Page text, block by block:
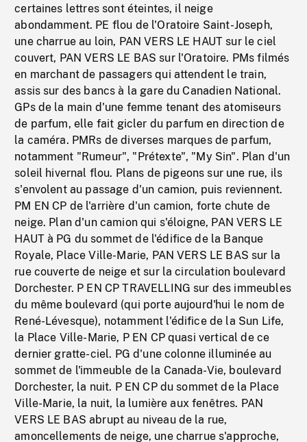
certaines lettres sont éteintes, il neige
abondamment. PE flou de l'Oratoire Saint-Joseph,
une charrue au loin, PAN VERS LE HAUT sur le ciel
couvert, PAN VERS LE BAS sur l'Oratoire. PMs filmés
en marchant de passagers qui attendent le train,
assis sur des bancs à la gare du Canadien National.
GPs de la main d'une femme tenant des atomiseurs
de parfum, elle fait gicler du parfum en direction de
la caméra. PMRs de diverses marques de parfum,
notamment "Rumeur", "Prétexte", "My Sin". Plan d'un
soleil hivernal flou. Plans de pigeons sur une rue, ils
s'envolent au passage d'un camion, puis reviennent.
PM EN CP de l'arrière d'un camion, forte chute de
neige. Plan d'un camion qui s'éloigne, PAN VERS LE
HAUT à PG du sommet de l'édifice de la Banque
Royale, Place Ville-Marie, PAN VERS LE BAS sur la
rue couverte de neige et sur la circulation boulevard
Dorchester. P EN CP TRAVELLING sur des immeubles
du même boulevard (qui porte aujourd'hui le nom de
René-Lévesque), notamment l'édifice de la Sun Life,
la Place Ville-Marie, P EN CP quasi vertical de ce
dernier gratte-ciel. PG d'une colonne illuminée au
sommet de l'immeuble de la Canada-Vie, boulevard
Dorchester, la nuit. P EN CP du sommet de la Place
Ville-Marie, la nuit, la lumière aux fenêtres. PAN
VERS LE BAS abrupt au niveau de la rue,
amoncellements de neige, une charrue s'approche,